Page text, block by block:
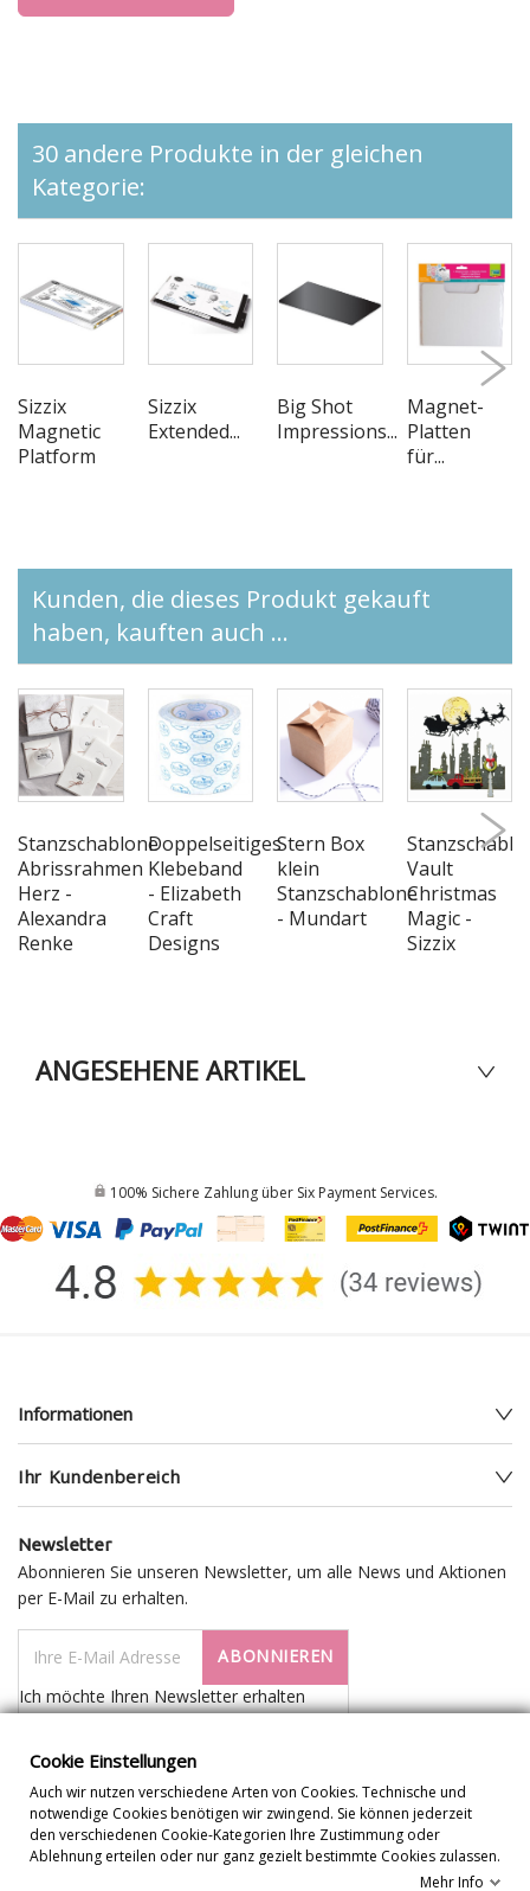
30 andere Produkte in der gleichen
Kategorie:
Sizzix
Magnetic
Platform
Sizzix
Extended...
Big Shot
Impressions...
Magnet-
Platten
für...
Kunden, die dieses Produkt gekauft
haben, kauften auch ...
Stanzschablone
Abrissrahmen
Herz -
Alexandra
Renke
Doppelseitiges
Klebeband
- Elizabeth
Craft
Designs
Stern Box
klein
Stanzschablone
- Mundart
Vault
Christmas
Magic -
Sizzix
ANGESEHENE ARTIKEL
100% Sichere Zahlung über Six Payment Services.
Informationen
Ihr Kundenbereich
Newsletter
Abonnieren Sie unseren Newsletter, um alle News und Aktionen
per E-Mail zu erhalten.
ABONNIEREN
Ich möchte Ihren Newsletter erhalten
Cookie Einstellungen
Auch wir nutzen verschiedene Arten von Cookies. Technische und
notwendige Cookies benötigen wir zwingend. Sie können jederzeit
den verschiedenen Cookie-Kategorien Ihre Zustimmung oder
Ablehnung erteilen oder nur ganz gezielt bestimmte Cookies zulassen.
Mehr Info